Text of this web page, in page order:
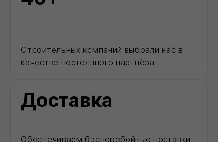
Каталог Позвонить MAX Корзина